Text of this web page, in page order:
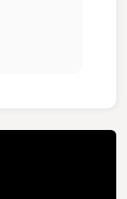
e
frontal,
ideal